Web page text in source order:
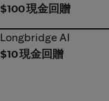
$100 現金回贈
Longbridge AI
Longbridge AI
$10 現金回贈